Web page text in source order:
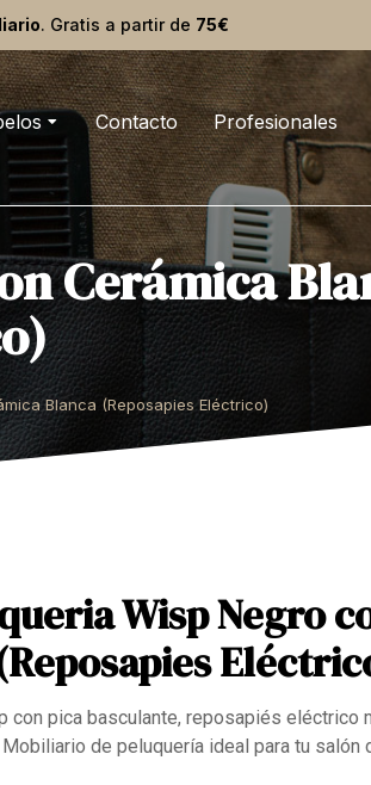
. Gratis a partir de 75€
Contacto Profesionales
Cerámica
Blanca (Reposapies Eléctrico)
Wisp Negro
pica basculante, reposapiés eléctrico
de peluquería ideal para tu salón